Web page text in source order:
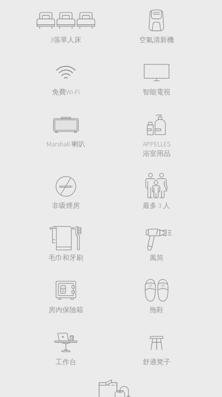
3張單人床 空氣清新機
免費Wi-Fi 智能電視
Marshall 喇叭
APPELLES
浴室用品
非吸煙房 最多 3 人
毛巾和牙刷 風筒
房內保險箱 拖鞋
工作台 舒適凳子